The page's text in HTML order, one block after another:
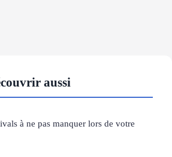
aussi
à ne pas manquer lors de votre